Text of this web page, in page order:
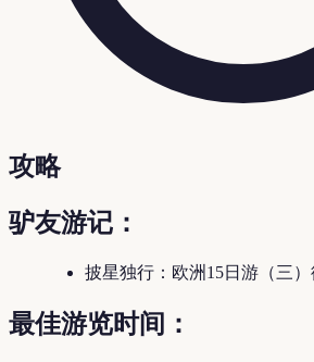
攻略
驴友游记：
披星独行：欧洲15日游（三
最佳游览时间：